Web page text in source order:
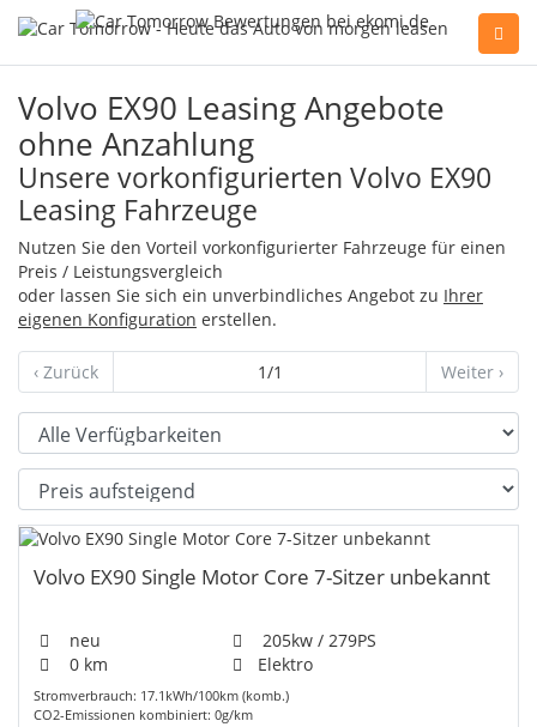
Volvo EX90 Leasing Angebote
ohne Anzahlung
Unsere vorkonfigurierten Volvo EX90
Leasing Fahrzeuge
Nutzen Sie den Vorteil vorkonfigurierter Fahrzeuge für einen
Preis / Leistungsvergleich
oder lassen Sie sich ein unverbindliches Angebot zu Ihrer
eigenen Konfiguration erstellen.
‹ Zurück 1/1 Weiter ›
Verfügbarkeit
Sortierung
Volvo EX90 Single Motor Core 7-Sitzer unbekannt
neu
205kw / 279PS
0 km
Elektro
Stromverbrauch: 17.1kWh/100km (komb.)
CO2-Emissionen kombiniert: 0g/km
Sie haben Fragen, oder benötigen Hilfe?
Gerne beraten wir Sie persönlich am Telefon:
+49(0)89 74 83 59-10
Fahrzeug Konfigurator
Alle Hersteller
Kontakt